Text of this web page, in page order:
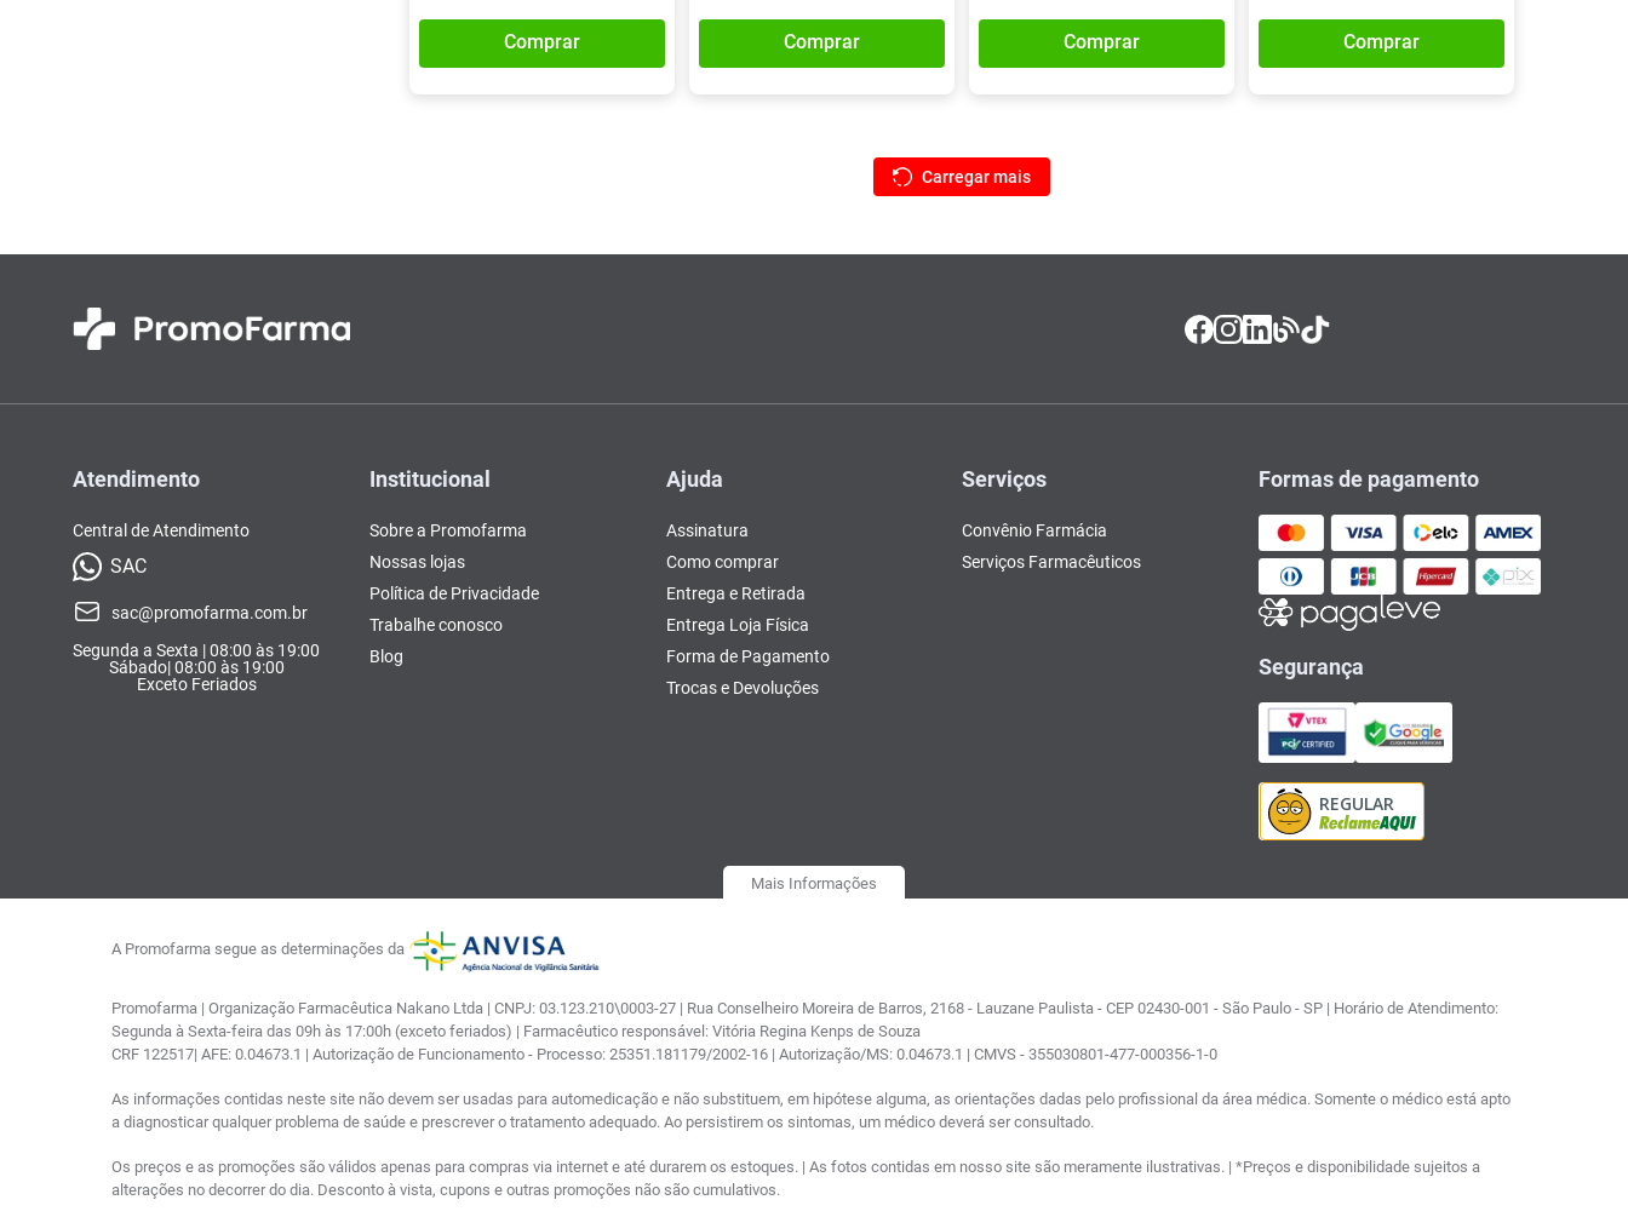
Comprar Comprar Comprar Comprar
Atendimento
Central de Atendimento
SAC
sac@promofarma.com.br
Segunda a Sexta | 08:00 às 19:00
Sábado| 08:00 às 19:00
Exceto Feriados
Institucional
Sobre a Promofarma
Nossas lojas
Política de Privacidade
Trabalhe conosco
Blog
Ajuda
Assinatura
Como comprar
Entrega e Retirada
Entrega Loja Física
Forma de Pagamento
Trocas e Devoluções
Serviços
Convênio Farmácia
Serviços Farmacêuticos
Formas de pagamento
Segurança
Mais Informações
A Promofarma segue as determinações da
Promofarma | Organização Farmacêutica Nakano Ltda | CNPJ: 03.123.210\0003-27 | Rua Conselheiro Moreira de Barros, 2168 - Lauzane Paulista - CEP 02430-001 - São Paulo - SP | Horário de Atendimento:
Segunda à Sexta-feira das 09h às 17:00h (exceto feriados) | Farmacêutico responsável: Vitória Regina Kenps de Souza
CRF 122517| AFE: 0.04673.1 | Autorização de Funcionamento - Processo: 25351.181179/2002-16 | Autorização/MS: 0.04673.1 | CMVS - 355030801-477-000356-1-0
As informações contidas neste site não devem ser usadas para automedicação e não substituem, em hipótese alguma, as orientações dadas pelo profissional da área médica. Somente o médico está apto
a diagnosticar qualquer problema de saúde e prescrever o tratamento adequado. Ao persistirem os sintomas, um médico deverá ser consultado.
Os preços e as promoções são válidos apenas para compras via internet e até durarem os estoques. | As fotos contidas em nosso site são meramente ilustrativas. | *Preços e disponibilidade sujeitos a
alterações no decorrer do dia. Desconto à vista, cupons e outras promoções não são cumulativos.